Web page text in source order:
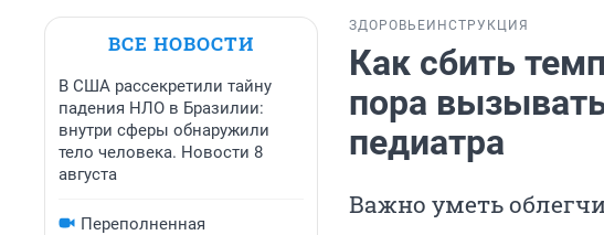
ВСЕ НОВОСТИ
В США рассекретили тайну
падения НЛО в Бразилии:
внутри сферы обнаружили
тело человека. Новости 8
августа
Переполненная
ЗДОРОВЬЕ ИНСТРУКЦИЯ
Как сбить
пора
педиатра
Важно уметь